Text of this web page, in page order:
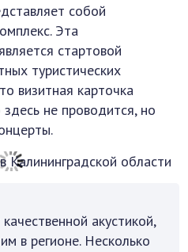
собой
Эта
стартовой
туристических
визитная карточка
не проводится, но
акустикой,
в регионе. Несколько